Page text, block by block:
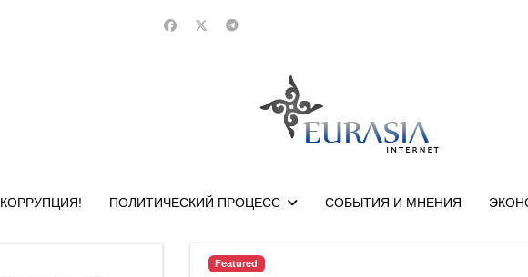
КОРРУПЦИЯ! ПОЛИТИЧЕСКИЙ ПРОЦЕСС СОБЫТИЯ И МНЕНИЯ
Featured